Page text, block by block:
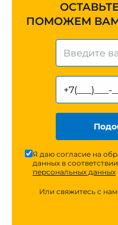
ПОМОЖЕМ
Я даю согласие на
данных в
персональных данных
Или свяжитесь с